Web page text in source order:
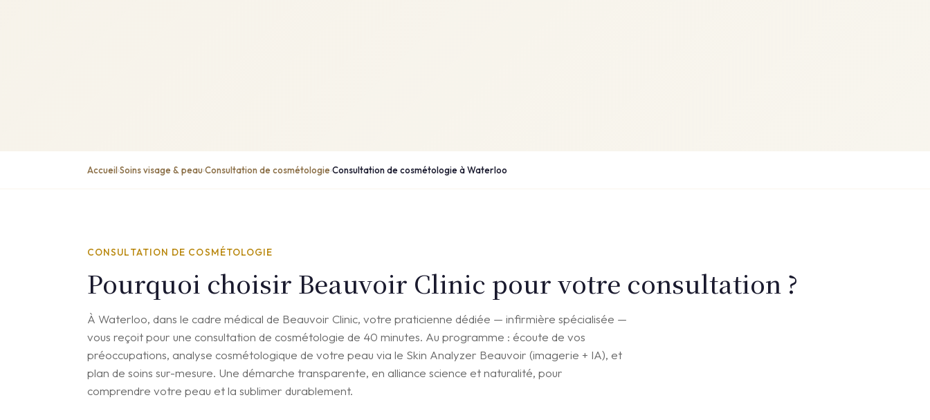
Accueil›Soins visage & peau›Consultation de cosmétologie›Consultation de cosmétologie à Waterloo
CONSULTATION DE COSMÉTOLOGIE
Pourquoi choisir Beauvoir Clinic pour votre consultation ?
À Waterloo, dans le cadre médical de Beauvoir Clinic, votre praticienne dédiée — infirmière spécialisée —
vous reçoit pour une consultation de cosmétologie de 40 minutes. Au programme : écoute de vos
préoccupations, analyse cosmétologique de votre peau via le Skin Analyzer Beauvoir (imagerie + IA), et
plan de soins sur-mesure. Une démarche transparente, en alliance science et naturalité, pour
comprendre votre peau et la sublimer durablement.